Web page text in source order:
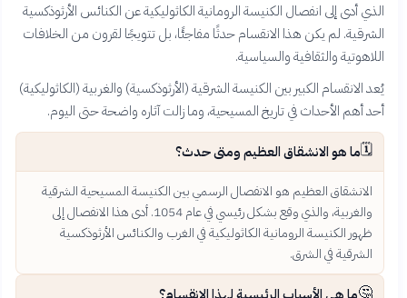
الذي أدى إلى انفصال الكنيسة الرومانية الكاثوليكية عن الكنائس الأرثوذكسية
الشرقية. لم يكن هذا الانقسام حدثًا مفاجئًا، بل تتويجًا لقرون من الخلافات
اللاهوتية والثقافية والسياسية.
يُعد الانقسام الكبير بين الكنيسة الشرقية (الأرثوذكسية) والغربية (الكاثوليكية)
أحد أهم الأحداث في تاريخ المسيحية، وما زالت آثاره واضحة حتى اليوم.
🗓️ما هو الانشقاق العظيم ومتى حدث؟
الانشقاق العظيم هو الانفصال الرسمي بين الكنيسة المسيحية الشرقية
والغربية، والذي وقع بشكل رئيسي في عام 1054. أدى هذا الانفصال إلى
ظهور الكنيسة الرومانية الكاثوليكية في الغرب والكنائس الأرثوذكسية
الشرقية في الشرق.
🤔